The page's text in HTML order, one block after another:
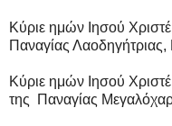
Κύριε ημών Ιησού
Παναγίας
Κύριε ημών Ιησού
της Παναγίας